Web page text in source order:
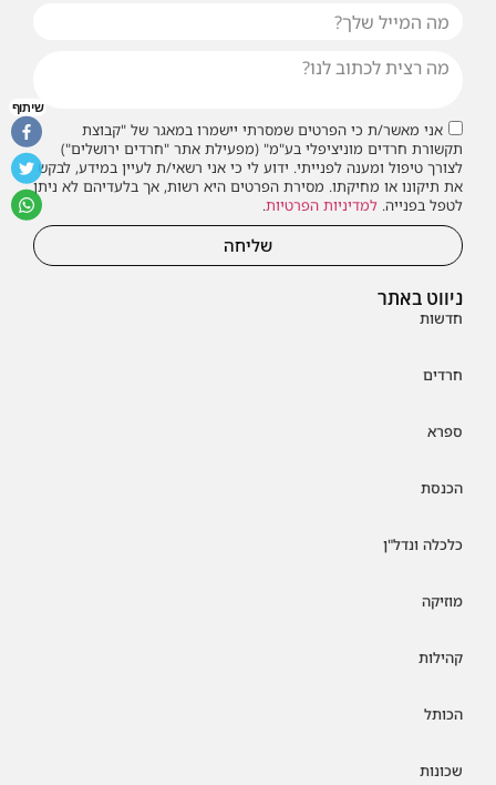
ניווט באתר
חדשות
חרדים
ספרא
הכנסת
כלכלה ונדל"ן
מוזיקה
קהילות
הכותל
שכונות
אני מאשר/ת כי הפרטים שמסרתי יישמרו במאגר של "קבוצת
תקשורת חרדים מוניציפלי בע"מ" (מפעילת אתר "חרדים ירושלים")
לצורך טיפול ומענה לפנייתי. ידוע לי כי אני רשאי/ת לעיין במידע, לבקש
את תיקונו או מחיקתו. מסירת הפרטים היא רשות, אך בלעדיהם לא ניתן
לטפל בפנייה. למדיניות הפרטיות.
שליחה
שיתוף